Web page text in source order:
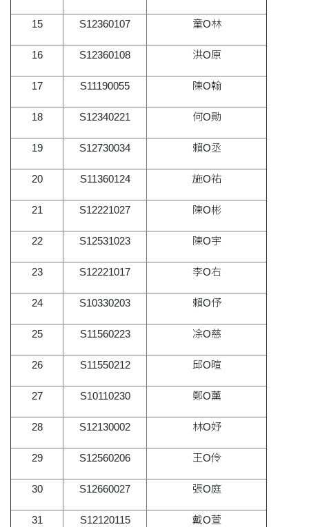
15 S12360107 童O林
16 S12360108 洪O原
17 S11190055 陳O翰
18 S12340221 何O勛
19 S12730034 賴O丞
20 S11360124 施O祐
21 S12221027 陳O彬
22 S12531023 陳O宇
23 S12221017 李O右
24 S10330203 賴O伃
25 S11560223 凃O慈
26 S11550212 邱O暄
27 S10110230 鄭O薰
28 S12130002 林O妤
29 S12560206 王O伶
30 S12660027 張O庭
31 S12120115 戴O萱